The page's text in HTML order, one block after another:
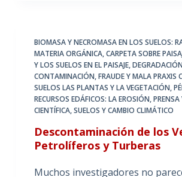
BIOMASA Y NECROMASA EN LOS SUELOS:
MATERIA ORGÁNICA,CARPETA SOBRE
Y LOS SUELOS EN EL PAISAJE,
CONTAMINACIÓN,FRAUDE Y MALA PRAXIS
SUELOS LAS PLANTAS Y LA VEGETACIÓN,
RECURSOS EDÁFICOS: LA EROSIÓN,
CIENTÍFICA,SUELOS Y CAMBIO CLIMÁTICO
Descontaminación de los
Petrolíferos y Turberas
Muchos investigadores no